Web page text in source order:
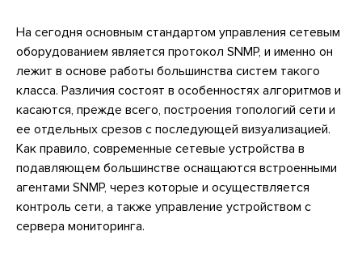
На сегодня основным стандартом управления сетевым
оборудованием является протокол SNMP, и именно он
лежит в основе работы большинства систем такого
класса. Различия состоят в особенностях алгоритмов и
касаются, прежде всего, построения топологий сети и
ее отдельных срезов с последующей визуализацией.
Как правило, современные сетевые устройства в
подавляющем большинстве оснащаются встроенными
агентами SNMP, через которые и осуществляется
контроль сети, а также управление устройством с
сервера мониторинга.